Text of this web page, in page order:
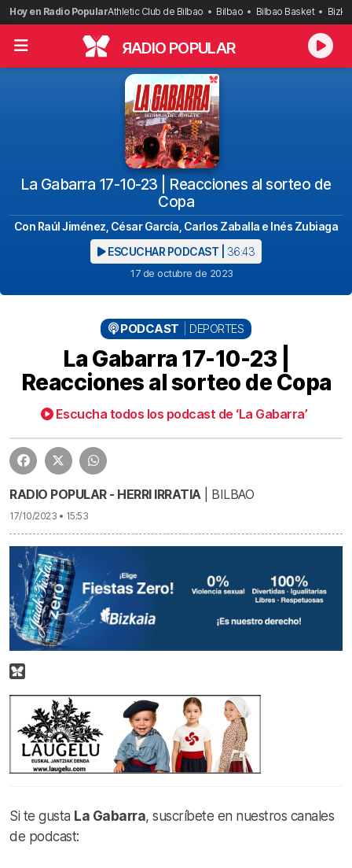
Saltar
al
contenido
Hoy en Radio PopularAthletic Club de Bilbao Bilbao Bilbao Basket
RADIO POPULAR
La Gabarra 17-10-23 | Reacciones al sorteo de
Copa
Con Raúl Jiménez, César García, Carlos Zaballa e Inés Zubiaga
ESCUCHAR PODCAST | 36:43
17 de octubre de 2023
PODCAST DEPORTES
La Gabarra 17-10-23 |
Reacciones al sorteo de Copa
Escucha todos los podcast de ‘La Gabarra’
36:43 La Gabarra 17-10-23 | Reacciones al sorteo de Copa | La Gabarra 17-10-23 | Reacciones al sorteo de Copa
RADIO POPULAR - HERRI IRRATIA| BILBAO
17/10/2023 • 15:53
Si te gusta La Gabarra, suscríbete en nuestros canales
de podcast: